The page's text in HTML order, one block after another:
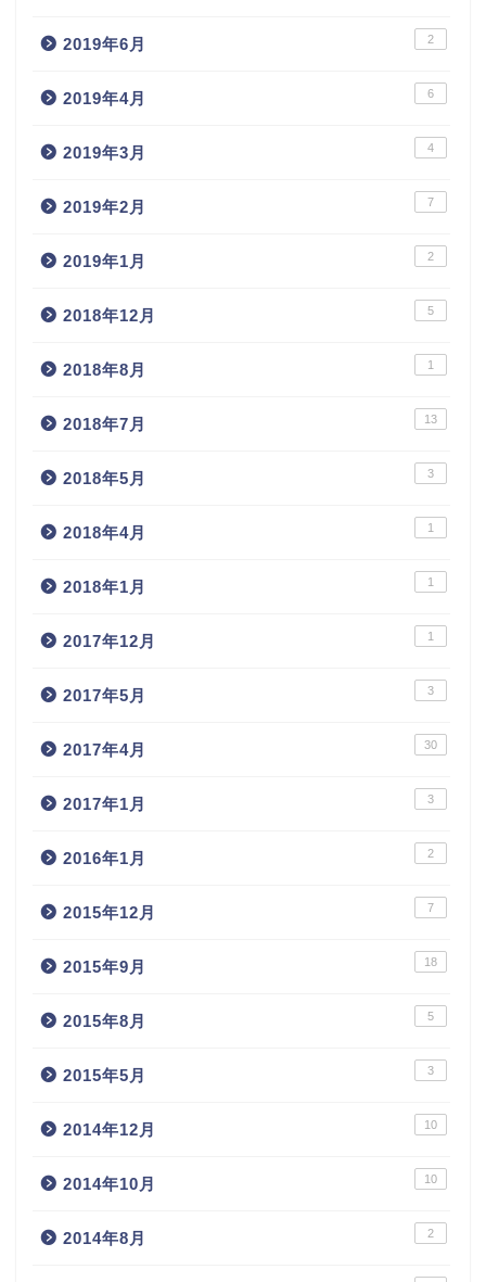
2019年6月 2
2019年4月 6
2019年3月 4
2019年2月 7
2019年1月 2
2018年12月 5
2018年8月 1
2018年7月 13
2018年5月 3
2018年4月 1
2018年1月 1
2017年12月 1
2017年5月 3
2017年4月 30
2017年1月 3
2016年1月 2
2015年12月 7
2015年9月 18
2015年8月 5
2015年5月 3
2014年12月 10
2014年10月 10
2014年8月 2